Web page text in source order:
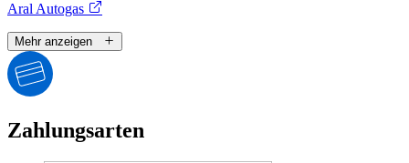
Aral Autogas
Mehr anzeigen
Zahlungsarten